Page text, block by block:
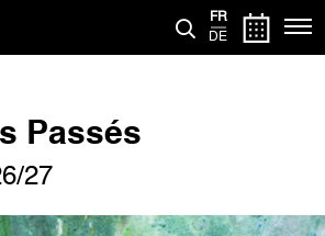
FR
DE
Passés
27